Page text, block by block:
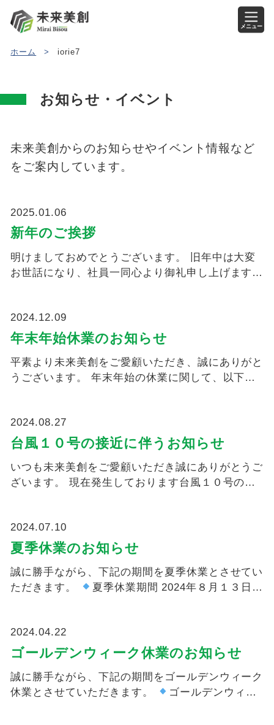
メニュー
ホーム > iorie7
お知らせ・イベント
未来美創からのお知らせやイベント情報など
をご案内しています。
2025.01.06
新年のご挨拶
明けましておめでとうございます。 旧年中は大変
お世話になり、社員一同心より御礼申し上げます。
2024.12.09
年末年始休業のお知らせ
平素より未来美創をご愛顧いただき、誠にありがと
うございます。 年末年始の休業に関して、以下の
2024.08.27
台風１０号の接近に伴うお知らせ
いつも未来美創をご愛顧いただき誠にありがとうご
ざいます。 現在発生しております台風１０号の接
2024.07.10
夏季休業のお知らせ
誠に勝手ながら、下記の期間を夏季休業とさせてい
ただきます。
夏季休業期間 2024年８月１３日
2024.04.22
ゴールデンウィーク休業のお知らせ
誠に勝手ながら、下記の期間をゴールデンウィーク
休業とさせていただきます。
ゴールデンウィー